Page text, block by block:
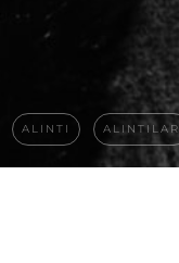
ALINTI ALINTILAR